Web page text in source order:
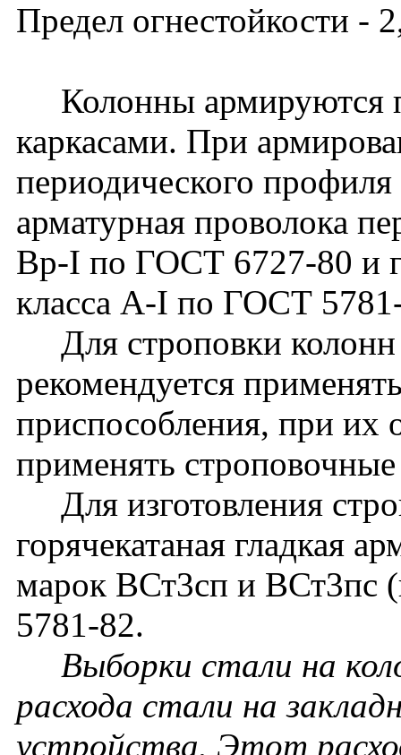
Предел огнестойкости -
Колонны армируются
каркасами. При
периодического
арматурная проволока
Вр-I по ГОСТ 6727-80 и
класса A-I по ГОСТ
Для строповки колонн
рекомендуется
приспособления, при их
применять
Для изготовления
горячекатаная гладкая
марок ВСт3сп и ВСт3пс
5781-82.
Выборки стали на
расхода стали на
устройства. Этот